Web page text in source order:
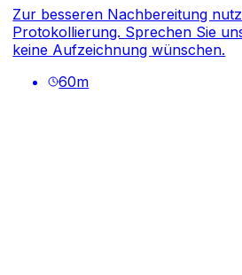
Zur besseren Nachbereitung
Protokollierung. Sprechen Sie
keine Aufzeichnung wünschen.
60m